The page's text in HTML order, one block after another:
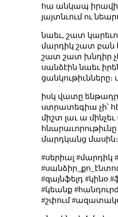
հա անկապ
յայտնւում ու
նաեւ, շատ
մարդիկ շատ բան
շատ շատ խնդիր
սանձէին նաեւ
ցանկութիւնները։
իսկ վատը
ստրատեգիա չի՝
միշտ լաւ ա մինչեւ
մարդկանց մասին։
#սերիալ #մարդիկ
#զայնֆելդ #կինօ
#կեանք
#շփում